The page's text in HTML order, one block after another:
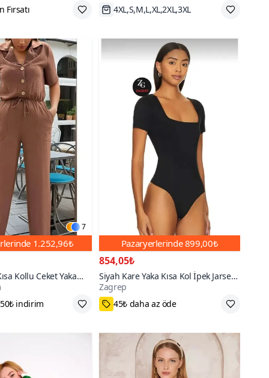
az öde
Hızlı Kargo
7
1.252,96₺
Kollu Ceket Yaka
Tulum
Fırsatı
Pazaryerlerinde899,00₺
854,05₺
Siyah Kare Yaka Kısa Kol İpek Jarse
Bodysuit
Zagrep
M,L,XS,S